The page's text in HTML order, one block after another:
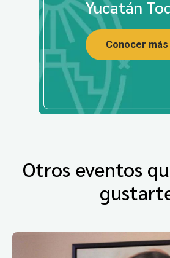
Yucatán
Conocer más
Otros eventos